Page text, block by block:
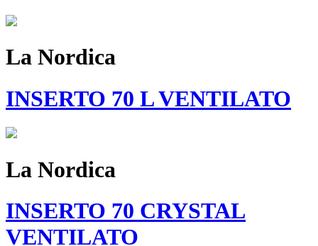
La Nordica
INSERTO 70 L VENTILATO
La Nordica
INSERTO 70 CRYSTAL
VENTILATO